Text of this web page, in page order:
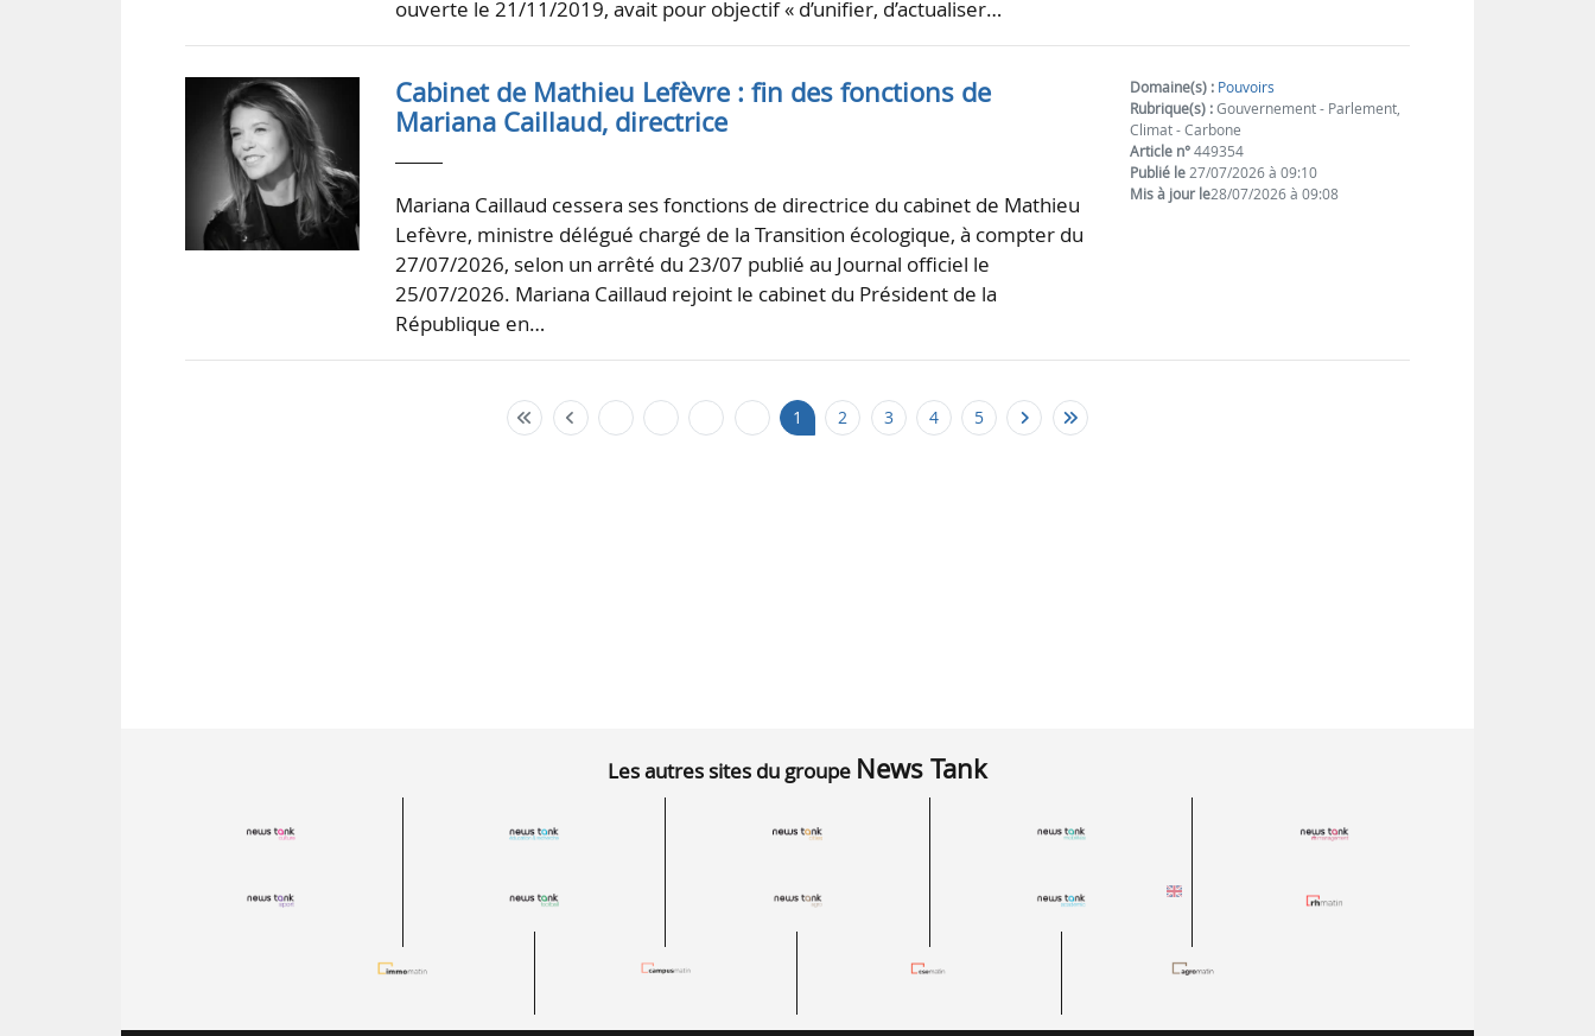
ouverte le 21/11/2019, avait pour objectif « d’unifier, d’actualiser…
Cabinet de Mathieu Lefèvre : fin des fonctions de
Mariana Caillaud, directrice
Mariana Caillaud cessera ses fonctions de directrice du cabinet de Mathieu
Lefèvre, ministre délégué chargé de la Transition écologique, à compter du
27/07/2026, selon un arrêté du 23/07 publié au Journal officiel le
25/07/2026. Mariana Caillaud rejoint le cabinet du Président de la
République en…
Domaine(s) : Pouvoirs
Rubrique(s) :Gouvernement - Parlement,
Climat - Carbone
Article n°449354
Publié le27/07/2026 à 09:10
Mis à jour le28/07/2026 à 09:08
1 2 3 4 5
Les autres sites du groupe News Tank